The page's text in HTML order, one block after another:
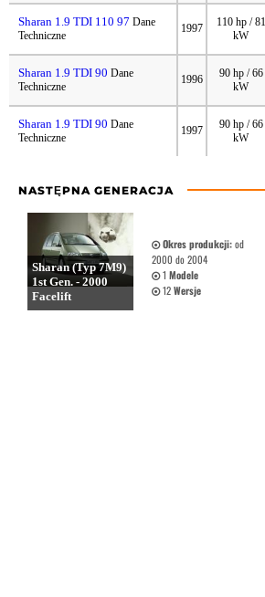
Sharan 1.9 TDI 110 97 Dane
Techniczne
1997
110 hp / 81
kW
Sharan 1.9 TDI 90 Dane
Techniczne
1996
90 hp / 66
kW
Sharan 1.9 TDI 90 Dane
Techniczne
1997
90 hp / 66
kW
NASTĘPNA GENERACJA
Sharan (Typ 7M9)
1st Gen. - 2000
Facelift
Okres produkcji:od
2000 do 2004
1 Modele
12Wersje